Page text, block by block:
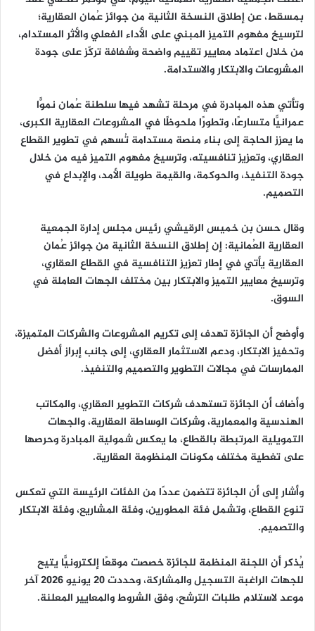
بمسقط، عن إطلاق النسخة الثانية من جوائز عُمان العقارية؛
لترسيخ مفهوم التميز المبني على الأداء الفعلي والأثر المستدام،
من خلال اعتماد معايير تقييم واضحة وشفافة تركّز على جودة
المشروعات والابتكار والاستدامة.
وتأتي هذه المبادرة في مرحلة تشهد فيها سلطنة عُمان نموًّا
عمرانيًّا متسارعًا، وتطورًا ملحوظًا في المشروعات العقارية الكبرى،
ما يعزز الحاجة إلى بناء منصة مستدامة تُسهم في تطوير القطاع
العقاري، وتعزيز تنافسيته، وترسيخ مفهوم التميز فيه من خلال
جودة التنفيذ، والحوكمة، والقيمة طويلة الأمد، والإبداع في
التصميم.
وقال حسن بن خميس الرقيشي رئيس مجلس إدارة الجمعية
العقارية العُمانية: إن إطلاق النسخة الثانية من جوائز عُمان
العقارية يأتي في إطار تعزيز التنافسية في القطاع العقاري،
وترسيخ معايير التميز والابتكار بين مختلف الجهات العاملة في
السوق.
وأوضح أن الجائزة تهدف إلى تكريم المشروعات والشركات المتميزة،
وتحفيز الابتكار، ودعم الاستثمار العقاري، إلى جانب إبراز أفضل
الممارسات في مجالات التطوير والتصميم والتنفيذ.
وأضاف أن الجائزة تستهدف شركات التطوير العقاري، والمكاتب
الهندسية والمعمارية، وشركات الوساطة العقارية، والجهات
التمويلية المرتبطة بالقطاع، ما يعكس شمولية المبادرة وحرصها
على تغطية مختلف مكونات المنظومة العقارية.
وأشار إلى أن الجائزة تتضمن عددًا من الفئات الرئيسة التي تعكس
تنوع القطاع، وتشمل فئة المطورين، وفئة المشاريع، وفئة الابتكار
والتصميم.
يُذكر أن اللجنة المنظمة للجائزة خصصت موقعًا إلكترونيًّا يتيح
للجهات الراغبة التسجيل والمشاركة، وحددت 20 يونيو 2026 آخر
موعد لاستلام طلبات الترشح، وفق الشروط والمعايير المعلنة.